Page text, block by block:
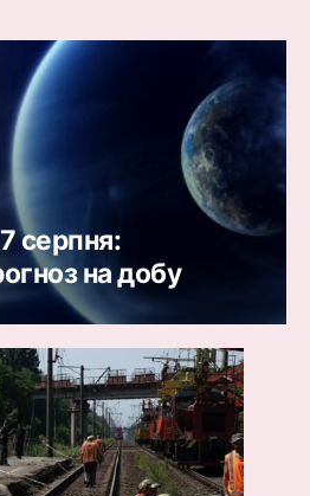
7 серпня:
на добу